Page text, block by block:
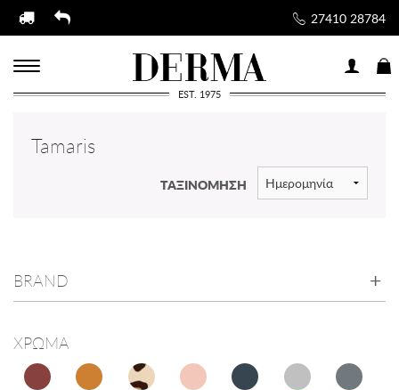
27410 28784
EST. 1975
Tamaris
ΤΑΞΙΝΟΜΗΣΗ
BRAND
ΧΡΩΜΑ